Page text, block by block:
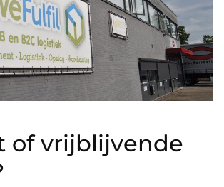
of vrijblijvende